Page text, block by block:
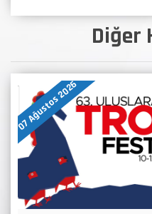
Diğer
07 Ağustos 2026